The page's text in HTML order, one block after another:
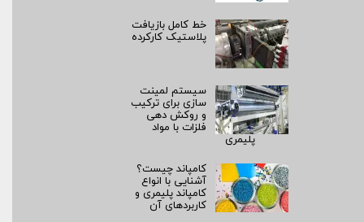
خط کامل بازیافت
پلاستیک کارکرده
سیستم لمینت‌
سازی برای ترکیب
و روکش‌ دهی
فلزات با مواد
پلیمری
کامپاند چیست؟
آشنایی با انواع
کامپاند پلیمری و
کاربردهای آن